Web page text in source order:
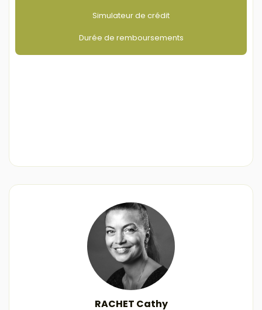
Simulateur de crédit
Durée de remboursements
RACHET Cathy